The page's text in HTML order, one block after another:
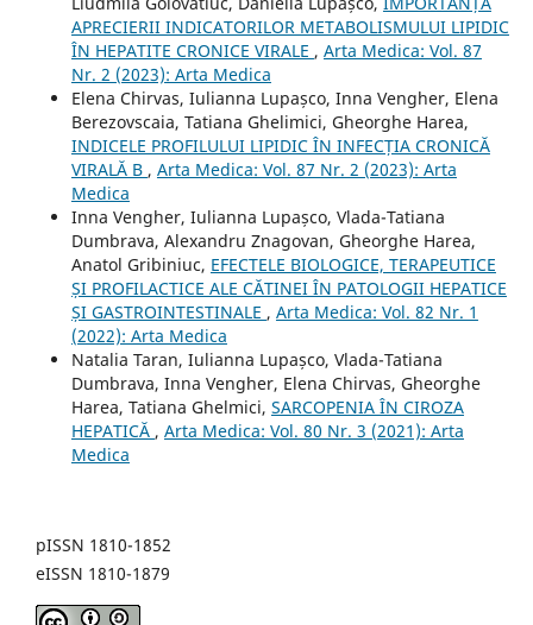
APRECIERII INDICATORILOR METABOLISMULUI LIPIDIC
ÎN HEPATITE CRONICE VIRALE , Arta Medica: Vol. 87
Nr. 2 (2023): Arta Medica
Elena Chirvas, Iulianna Lupașco, Inna Vengher, Elena
Berezovscaia, Tatiana Ghelimici, Gheorghe Harea,
INDICELE PROFILULUI LIPIDIC ÎN INFECȚIA CRONICĂ
VIRALĂ B , Arta Medica: Vol. 87 Nr. 2 (2023): Arta
Medica
Inna Vengher, Iulianna Lupașco, Vlada-Tatiana
Dumbrava, Alexandru Znagovan, Gheorghe Harea,
Anatol Gribiniuc, EFECTELE BIOLOGICE, TERAPEUTICE
ȘI PROFILACTICE ALE CĂTINEI ÎN PATOLOGII HEPATICE
ȘI GASTROINTESTINALE , Arta Medica: Vol. 82 Nr. 1
(2022): Arta Medica
Natalia Taran, Iulianna Lupașco, Vlada-Tatiana
Dumbrava, Inna Vengher, Elena Chirvas, Gheorghe
Harea, Tatiana Ghelmici, SARCOPENIA ÎN CIROZA
HEPATICĂ , Arta Medica: Vol. 80 Nr. 3 (2021): Arta
Medica
pISSN 1810-1852
eISSN 1810-1879